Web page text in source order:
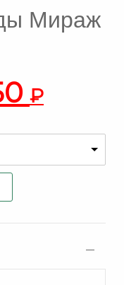
Мираж
₽